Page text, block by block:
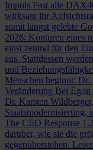
Impuls Fast alle
wirksam ihr
somit längst gelebte
2026: Konturen eines
einst zentral für den
aus. Stattdessen
und
Menschen beginnt:
Veränderung Bei Egon
Dr. Karsten
Staatsmodernisierung,
The CEO Response
darüber, wie sie die
gegenüberstehen.